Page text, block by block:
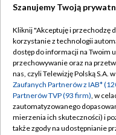
Abonament TVP
Emisja w TVP
Centrum informacji
Naziemna Telewizja
Szanujemy Twoją
Kliknij "Akceptuję i przechodzę
korzystanie z technologii
dostęp do informacji na Twoim
przechowywanie oraz na
nas, czyli Telewizję Polską S.A.
Zaufanych Partnerów z IAB*
Partnerów TVP (93 firm), w
zautomatyzowanego
mierzenia ich skuteczności) i
także zgody na udostępnianie